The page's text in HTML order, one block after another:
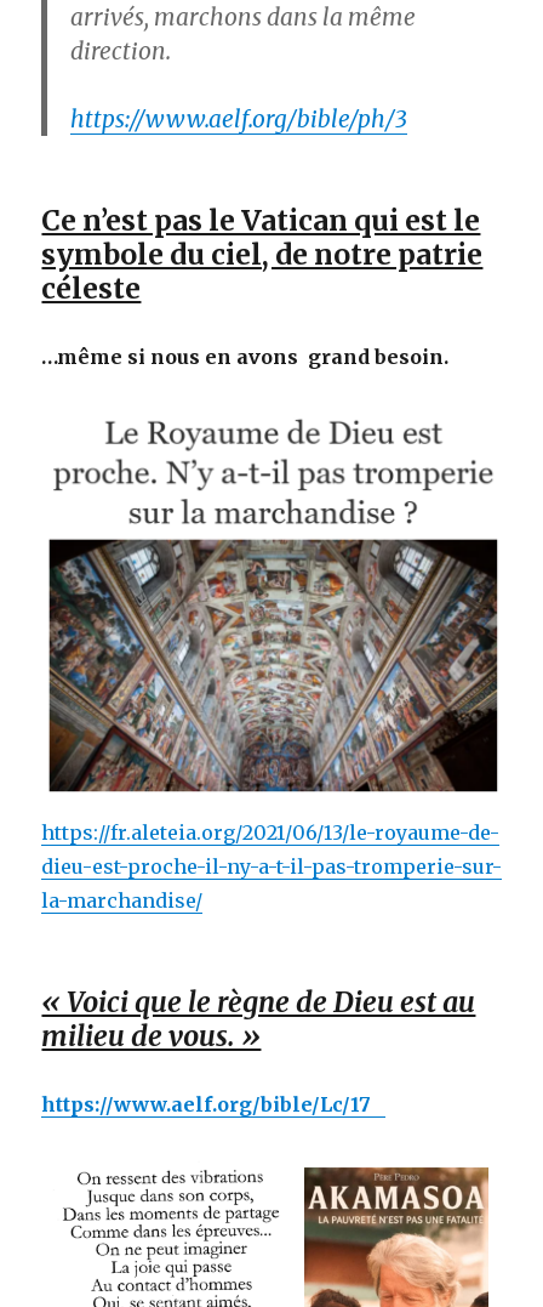
arrivés, marchons dans la même
direction.
https://www.aelf.org/bible/ph/3
Ce n’est pas le Vatican qui est le
symbole du ciel, de notre patrie
céleste
…même si nous en avons grand besoin.
https://fr.aleteia.org/2021/06/13/le-royaume-de-
dieu-est-proche-il-ny-a-t-il-pas-tromperie-sur-
la-marchandise/
« Voici que le règne de Dieu est au
milieu de vous. »
https://www.aelf.org/bible/Lc/17